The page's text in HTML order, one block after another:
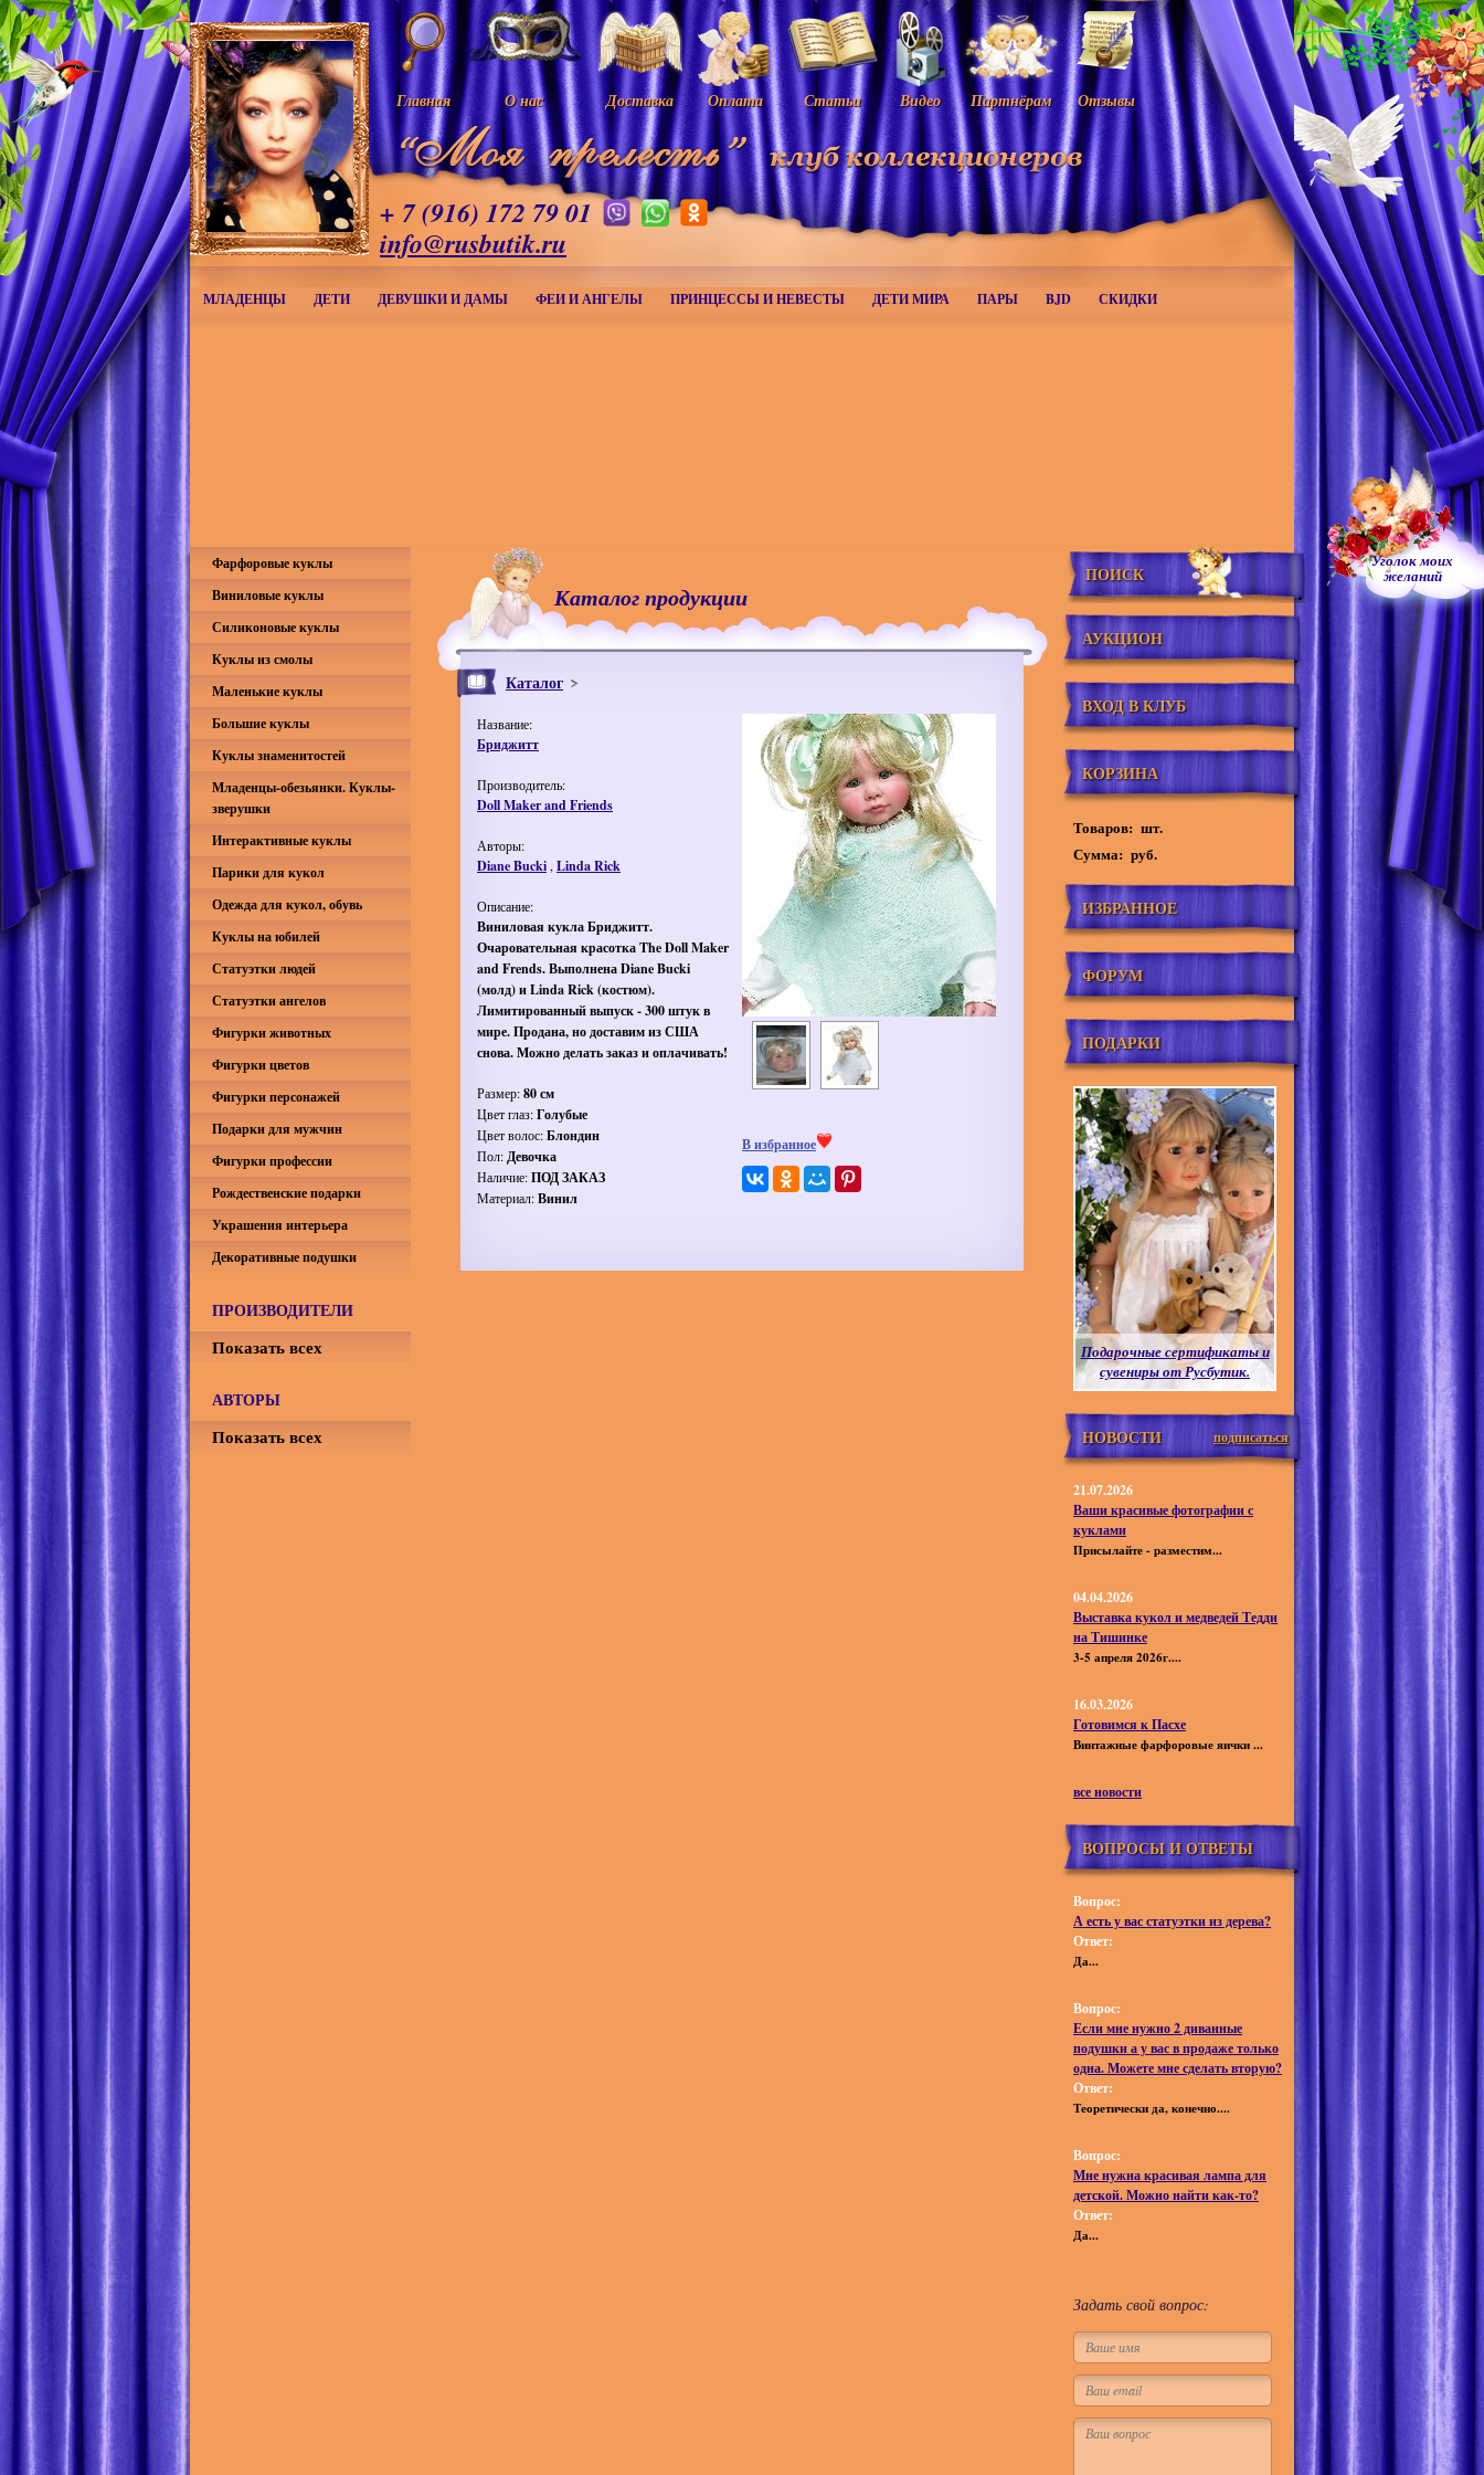
Главная О нас Доставка Оплата Статьи Видео Партнёрам Отзывы
+ 7 (916) 172 79 01
info@rusbutik.ru
МЛАДЕНЦЫ ДЕТИ ДЕВУШКИ И ДАМЫ ФЕИ И АНГЕЛЫ ПРИНЦЕССЫ И НЕВЕСТЫ ДЕТИ МИРА ПАРЫ BJD СКИДКИ
Уголок моих
желаний
Каталог продукции
Каталог
Название:
Бриджитт
Производитель:
Doll Maker and Friends
Авторы:
Diane Bucki , Linda Rick
Описание:
Виниловая кукла Бриджитт.
Очаровательная красотка The Doll Maker
and Frends. Выполнена Diane Bucki
(молд) и Linda Rick (костюм).
Лимитированный выпуск - 300 штук в
мире. Продана, но доставим из США
снова. Можно делать заказ и оплачивать!
Размер:80 см
Цвет глаз:Голубые
Цвет волос:Блондин
Пол:Девочка
Наличие:ПОД ЗАКАЗ
Материал:Винил
В избранное
Фарфоровые куклы
Виниловые куклы
Силиконовые куклы
Куклы из смолы
Маленькие куклы
Большие куклы
Куклы знаменитостей
Младенцы-обезьянки. Куклы-
зверушки
Интерактивные куклы
Парики для кукол
Одежда для кукол, обувь
Куклы на юбилей
Статуэтки людей
Статуэтки ангелов
Фигурки животных
Фигурки цветов
Фигурки персонажей
Подарки для мужчин
Фигурки профессии
Рождественские подарки
Украшения интерьера
Декоративные подушки
ПРОИЗВОДИТЕЛИ
Показать всех
АВТОРЫ
Показать всех
ПОИСК
АУКЦИОН
ВХОД В КЛУБ
КОРЗИНА
Товаров: шт.
Сумма: руб.
ИЗБРАННОЕ
ФОРУМ
ПОДАРКИ
Подарочные сертификаты и
сувениры от Русбутик.
НОВОСТИ подписаться
21.07.2026
Ваши красивые фотографии с
куклами
Присылайте - разместим...
04.04.2026
Выставка кукол и медведей Тедди
на Тишинке
3-5 апреля 2026г....
16.03.2026
Готовимся к Пасхе
Винтажные фарфоровые яички ...
все новости
ВОПРОСЫ И ОТВЕТЫ
Вопрос:
А есть у вас статуэтки из дерева?
Ответ:
Да...
Вопрос:
Если мне нужно 2 диванные
подушки а у вас в продаже только
одна. Можете мне сделать вторую?
Ответ:
Теоретически да, конечно....
Вопрос:
Мне нужна красивая лампа для
детской. Можно найти как-то?
Ответ:
Да...
Задать свой вопрос: